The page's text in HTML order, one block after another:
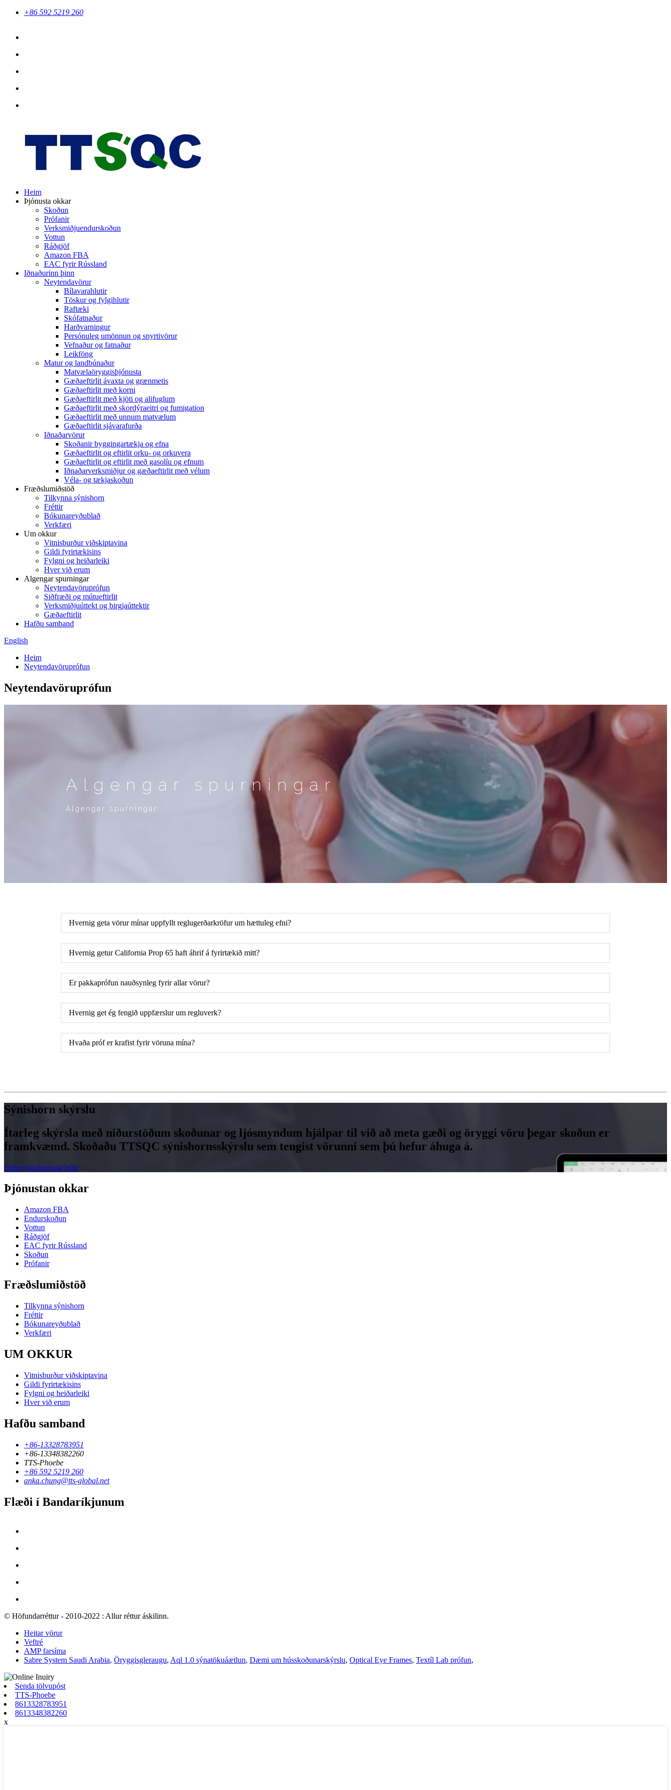
+86 592 5219 260
Heim
Þjónusta okkar
Skoðun
Prófanir
Verksmiðjuendurskoðun
Vottun
Ráðgjöf
Amazon FBA
EAC fyrir Rússland
Iðnaðurinn þinn
Neytendavörur
Bílavarahlutir
Töskur og fylgihlutir
Raftæki
Skófatnaður
Harðvarningur
Persónuleg umönnun og snyrtivörur
Vefnaður og fatnaður
Leikföng
Matur og landbúnaður
Matvælaöryggisþjónusta
Gæðaeftirlit ávaxta og grænmetis
Gæðaeftirlit með korni
Gæðaeftirlit með kjöti og alifuglum
Gæðaeftirlit með skordýraeitri og fumigation
Gæðaeftirlit með unnum matvælum
Gæðaeftirlit sjávarafurða
Iðnaðarvörur
Skoðanir byggingartækja og efna
Gæðaeftirlit og eftirlit orku- og orkuvera
Gæðaeftirlit og eftirlit með gasolíu og efnum
Iðnaðarverksmiðjur og gæðaeftirlit með vélum
Véla- og tækjaskoðun
Fræðslumiðstöð
Tilkynna sýnishorn
Fréttir
Bókunareyðublað
Verkfæri
Um okkur
Vitnisburður viðskiptavina
Gildi fyrirtækisins
Fylgni og heiðarleiki
Hver við erum
Algengar spurningar
Neytendavöruprófun
Siðfræði og mútueftirlit
Verksmiðjuúttekt og birgjaúttektir
Gæðaeftirlit
Hafðu samband
English
Heim
Neytendavöruprófun
Neytendavöruprófun
Algengar spurningar
Algengar spurningar
Hvernig geta vörur mínar uppfyllt reglugerðarkröfur um hættuleg efni?
Hvernig getur California Prop 65 haft áhrif á fyrirtækið mitt?
Er pakkaprófun nauðsynleg fyrir allar vörur?
Hvernig get ég fengið uppfærslur um regluverk?
Hvaða próf er krafist fyrir vöruna mína?
Sýnishorn skýrslu
Ítarleg skýrsla með niðurstöðum skoðunar og ljósmyndum hjálpar til við að meta gæði og öryggi vöru þegar skoðun er
framkvæmd. Skoðaðu TTSQC sýnishornsskýrslu sem tengist vörunni sem þú hefur áhuga á.
Fáðu sýnishornsskýrslu
Þjónustan okkar
Amazon FBA
Endurskoðun
Vottun
Ráðgjöf
EAC fyrir Rússland
Skoðun
Prófanir
Fræðslumiðstöð
Tilkynna sýnishorn
Fréttir
Bókunareyðublað
Verkfæri
UM OKKUR
Vitnisburður viðskiptavina
Gildi fyrirtækisins
Fylgni og heiðarleiki
Hver við erum
Hafðu samband
+86-13328783951
+86-13348382260
TTS-Phoebe
+86 592 5219 260
anka.chung@tts-global.net
Flæði í Bandaríkjunum
© Höfundarréttur - 2010-2022 : Allur réttur áskilinn.
Heitar vörur
Veftré
AMP farsíma
Sabre System Saudi Arabia, Öryggisgleraugu, Aql 1.0 sýnatökuáætlun, Dæmi um hússkoðunarskýrslu, Optical Eye Frames, Textíl Lab prófun,
Senda tölvupóst
TTS-Phoebe
8613328783951
8613348382260
x